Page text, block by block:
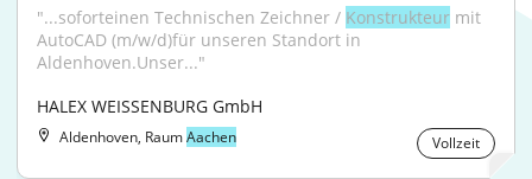
"...soforteinen Technischen Zeichner / Konstrukteur mit
AutoCAD (m/w/d)für unseren Standort in
Aldenhoven.Unser..."
HALEX WEISSENBURG GmbH
Aldenhoven, RaumAachen Vollzeit